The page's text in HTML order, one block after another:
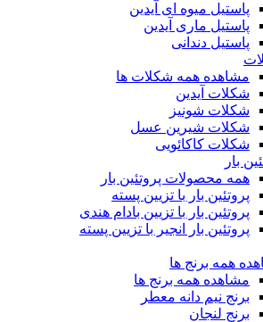
پاستیل میوه ای آیدین
پاستیل ماری آیدین
پاستیل دندانی
مشاهده همه شکلات ها
شکلات آیدین
شکلات شونیز
شکلات شیرین عسل
شکلات کاکائویی
بار
همه محصولات پروتئین بار
پروتئین بار با تزیین پسته
پروتئین بار با تزیین بادام هندی
پروتئین بار انجیر با تزیین پسته
همه برنج ها
مشاهده همه برنج ها
برنج نیم دانه معطر
برنج لنجان